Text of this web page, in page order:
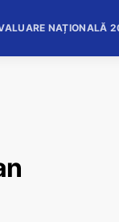
NAȚIONALĂ